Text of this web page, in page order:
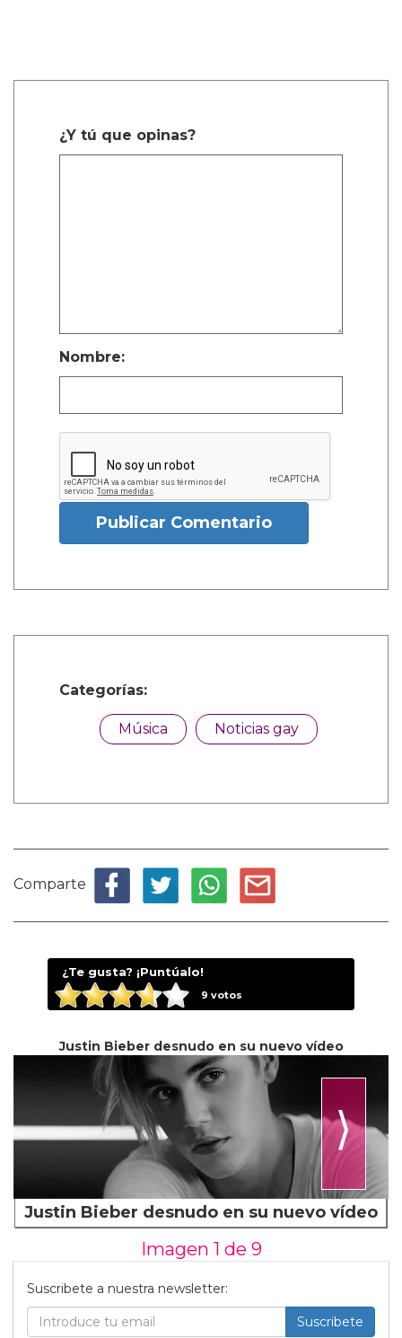
¿Y tú que opinas?
Nombre:
Publicar Comentario
Categorías:
Música Noticias gay
Comparte
¿Te gusta? ¡Puntúalo!
9 votos
Justin Bieber desnudo en su nuevo vídeo
⟩
Justin Bieber desnudo en su nuevo vídeo
Imagen 1 de 9
Suscribete a nuestra newsletter:
Suscribete